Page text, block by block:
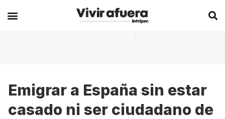
Secciones
Becas
Historias de viajeros
Europa
Alemania
Bélgica
Experiencias en el extranjero
Australia
Canadá
Emigrar a España sin estar
casado ni ser ciudadano de